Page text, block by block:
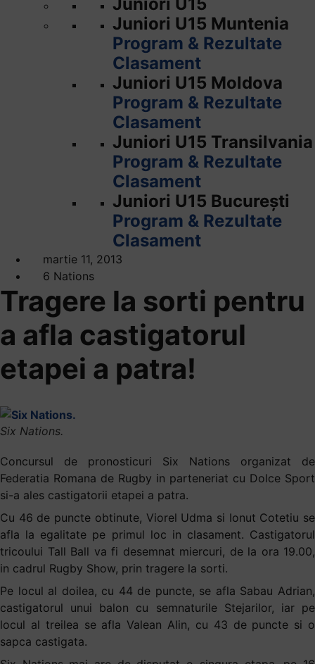
Juniori U15
Juniori U15 Muntenia
Program & Rezultate
Clasament
Juniori U15 Moldova
Program & Rezultate
Clasament
Juniori U15 Transilvania
Program & Rezultate
Clasament
Juniori U15 București
Program & Rezultate
Clasament
martie 11, 2013
6 Nations
Tragere la sorti pentru
a afla castigatorul
etapei a patra!
Six Nations.
Concursul de pronosticuri Six Nations organizat de
Federatia Romana de Rugby in parteneriat cu Dolce Sport
si-a ales castigatorii etapei a patra.
Cu 46 de puncte obtinute, Viorel Udma si Ionut Cotetiu se
afla la egalitate pe primul loc in clasament. Castigatorul
tricoului Tall Ball va fi desemnat miercuri, de la ora 19.00,
in cadrul Rugby Show, prin tragere la sorti.
Pe locul al doilea, cu 44 de puncte, se afla Sabau Adrian,
castigatorul unui balon cu semnaturile Stejarilor, iar pe
locul al treilea se afla Valean Alin, cu 43 de puncte si o
sapca castigata.